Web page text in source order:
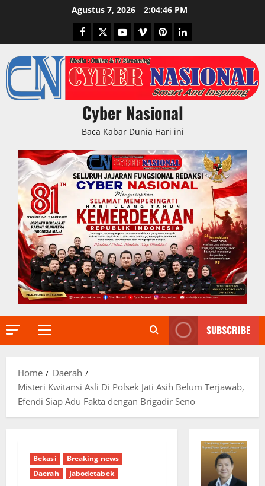
Agustus 7, 2026 2:04:47 PM
Facebook
TwitterYoutubeVimeoPinterestLinkedIn
Cyber Nasional
Baca Kabar Dunia Hari ini
Primary
SUBSCRIBE
Home
Daerah
Misteri Kwitansi Asli Di Polsek Jati Asih Belum Terjawab,
Efendi Siap Adu Fakta dengan Brigadir Seno
Bekasi
Breaking news
Daerah
Jabodetabek